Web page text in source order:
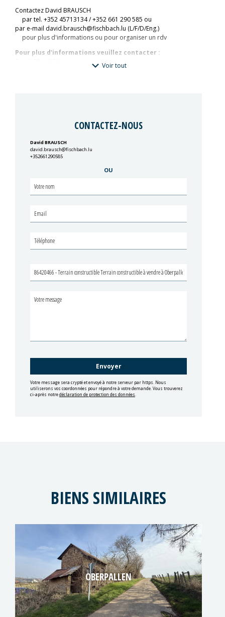
Contactez David BRAUSCH
par tel. +352 45713134 / +352 661 290 585 ou
par e-mail david.brausch@fischbach.lu (L/F/D/Eng.)
pour plus d'informations ou pour organiser un rdv
Pour plus d'informations veuillez contacter :
david.brausch@fischbach.lu
Voir tout
CONTACTEZ-NOUS
David BRAUSCH
david.brausch@fischbach.lu
+352661290585
OU
Votre message sera crypté et envoyé à notre serveur par https. Nous
utiliserons vos coordonnées pour répondre à votre demande. Vous trouverez
ci-après notredéclaration de protection des données
BIENS SIMILAIRES
OBERPALLEN